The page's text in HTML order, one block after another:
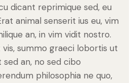
dicant reprimique sed, eu
animal senserit ius eu, vim
an, in vim vidit nostro.
summo graeci lobortis ut
an, no sed cibo
philosophia ne quo,